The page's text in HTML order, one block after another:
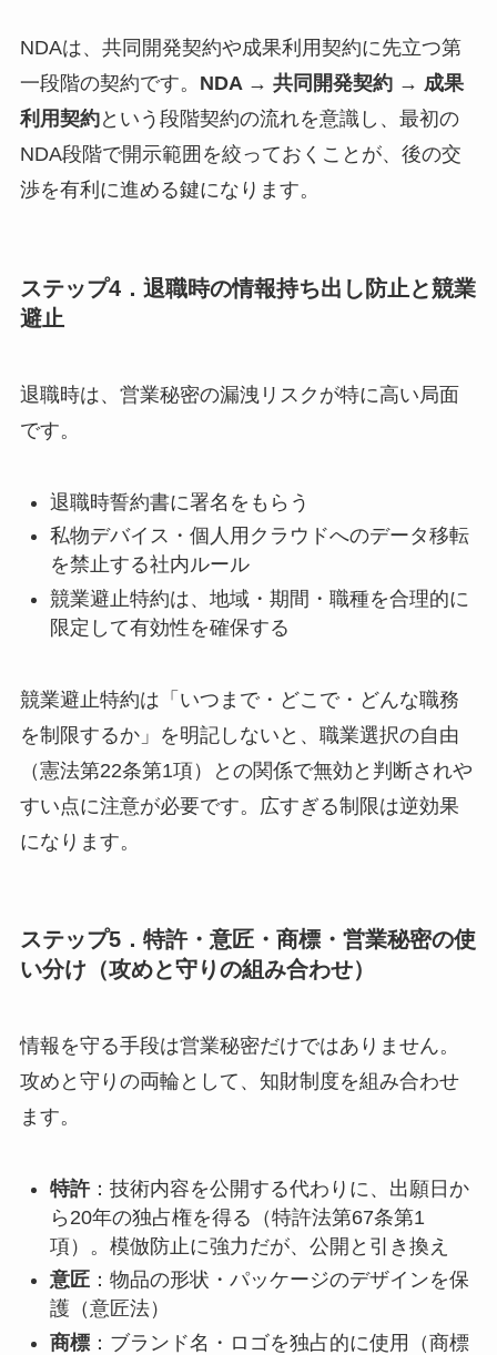
NDAは、共同開発契約や成果利用契約に先立つ第
一段階の契約です。 NDA → 共同開発契約 → 成果
利用契約という段階契約の流れを意識し、最初の
NDA段階で開示範囲を絞っておくことが、後の交
渉を有利に進める鍵になります。
ステップ4．退職時の情報持ち出し防止と競業
避止
退職時は、営業秘密の漏洩リスクが特に高い局面
です。
退職時誓約書に署名をもらう
私物デバイス・個人用クラウドへのデータ移転
を禁止する社内ルール
競業避止特約は、地域・期間・職種を合理的に
限定して有効性を確保する
競業避止特約は「いつまで・どこで・どんな職務
を制限するか」を明記しないと、職業選択の自由
（憲法第22条第1項）との関係で無効と判断されや
すい点に注意が必要です。広すぎる制限は逆効果
になります。
ステップ5．特許・意匠・商標・営業秘密の使
い分け（攻めと守りの組み合わせ）
情報を守る手段は営業秘密だけではありません。
攻めと守りの両輪として、知財制度を組み合わせ
ます。
特許：技術内容を公開する代わりに、出願日か
ら20年の独占権を得る（特許法第67条第1
項）。模倣防止に強力だが、公開と引き換え
意匠：物品の形状・パッケージのデザインを保
護（意匠法）
商標：ブランド名・ロゴを独占的に使用（商標